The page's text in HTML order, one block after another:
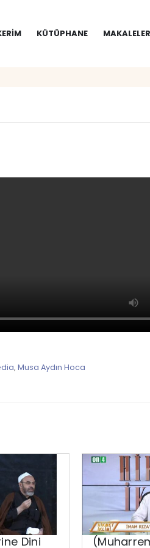
KÜTÜPHANE MAKALELER
, Musa Aydın Hoca
Dini